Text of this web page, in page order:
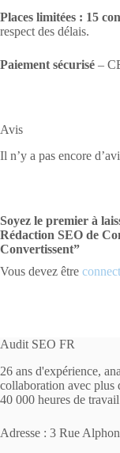
Places limitées : 15
respect des délais.
Paiement sécurisé –
Avis
Il n’y a pas encore
Soyez le premier à
Rédaction SEO de
Convertissent”
Vous devez être
Audit SEO FR
26 ans d'expérience,
collaboration avec plus
40 000 heures de
Adresse : 3 Rue